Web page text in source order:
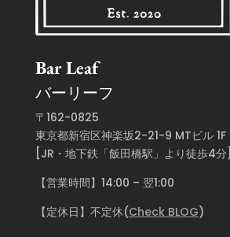
Bar Leaf
バーリーフ
〒162-0825
東京都新宿区神楽坂2-21-9 MTビル 1F
[JR・地下鉄「飯田橋駅」より徒歩4分]
【営業時間】14:00 – 翌1:00
【定休日】不定休(Check BLOG)